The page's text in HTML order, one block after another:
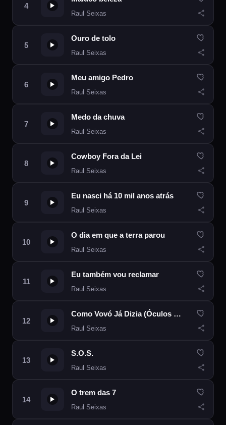
Raul Seixas
Ouro de tolo
Raul Seixas
Meu amigo Pedro
Raul Seixas
Medo da chuva
Raul Seixas
Cowboy Fora da Lei
Raul Seixas
Eu nasci há 10 mil anos atrás
Raul Seixas
O dia em que a terra parou
Raul Seixas
Eu também vou reclamar
Raul Seixas
Como Vovó Já Dizia (Óculos Escuros)
Raul Seixas
S.O.S.
Raul Seixas
O trem das 7
Raul Seixas